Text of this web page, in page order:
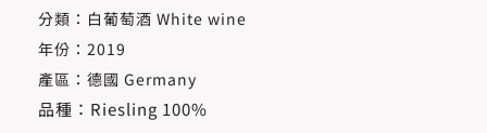
分類：白葡萄酒 White wine
年份：2019
產區：德國 Germany
品種：Riesling 100%